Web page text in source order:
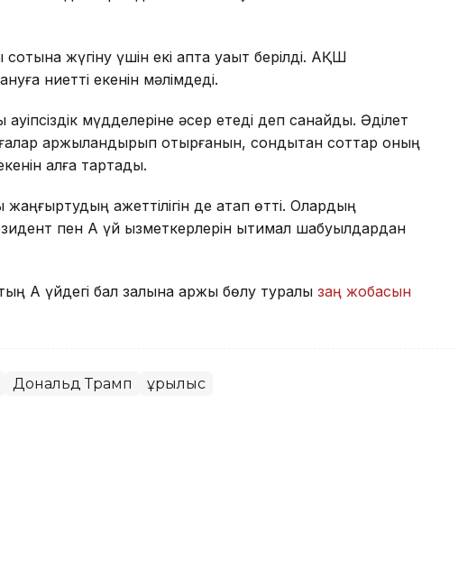
жүгіну үшін екі апта уақыт берілді. АҚШ
ниетті екенін мәлімдеді.
қауіпсіздік мүдделеріне әсер етеді деп санайды. Әділет
қаржыландырып отырғанын, сондықтан соттар оның
алға тартады.
жаңғыртудың қажеттілігін де атап өтті. Олардың
пен Ақ үй қызметкерлерін ықтимал шабуылдардан
Ақ үйдегі бал залына қаржы бөлу туралы заң жобасын
Дональд Трамп Құрылыс